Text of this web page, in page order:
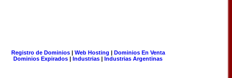
Registro de Dominios| Web Hosting | Dominios En Venta
Dominios Expirados | Industrias | Industrias Argentinas